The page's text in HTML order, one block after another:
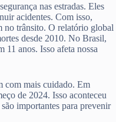
nas estradas. Eles
acidentes. Com isso,
no trânsito. O relatório global
desde 2010. No Brasil,
11 anos. Isso afeta nossa
com mais cuidado. Em
de 2024. Isso aconteceu
importantes para prevenir